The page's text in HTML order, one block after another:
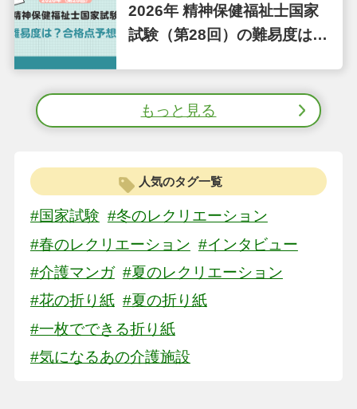
2026年 精神保健福祉士国家
試験（第28回）の難易度はど
もっと見る
人気のタグ一覧
#国家試験 #冬のレクリエーション
#春のレクリエーション #インタビュー
#介護マンガ #夏のレクリエーション
#花の折り紙 #夏の折り紙
#一枚でできる折り紙
#気になるあの介護施設